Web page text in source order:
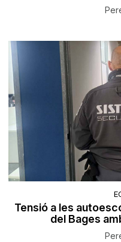
Tensió a les
del Bages